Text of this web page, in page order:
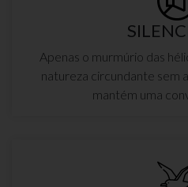
Apenas o murmúrio das
natureza circundante sem
mantém uma